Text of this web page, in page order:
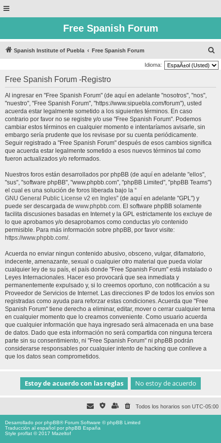
Free Spanish Forum
Spanish Institute of Puebla Free Spanish Forum
u
Idioma:
Free Spanish Forum -Registro
Al ingresar en "Free Spanish Forum" (de aquí en adelante "nosotros", "nos",
"nuestro", "Free Spanish Forum", "https://www.sipuebla.com/forum"), usted
acuerda estar legalmente sometido a los siguientes términos. En caso
contrario por favor no se registre y/o use "Free Spanish Forum". Podemos
cambiar estos términos en cualquier momento e intentaríamos avisarle, sin
embargo sería prudente que los revisase por su cuenta periódicamente.
Seguir registrado a "Free Spanish Forum" después de esos cambios significa
que acuerda estar legalmente sometido a esos nuevos términos tal como
fueron actualizados y/o reformados.
Nuestros foros están desarrollados por phpBB (de aquí en adelante "ellos",
"sus", "software phpBB", "www.phpbb.com", "phpBB Limited", "phpBB Teams")
el cual es una solución de foros liberada bajo la “
GNU General Public License v2 en Ingles” (de aquí en adelante "GPL") y
puede ser descargada de www.phpbb.com. El software phpBB solamente
facilita discusiones basadas en Internet y la GPL estrictamente los excluye de
lo que aprobamos y/o desaprobamos como conductas y/o contenido
permisible. Para más información sobre phpBB, por favor visite:
https://www.phpbb.com/.
Acuerda no enviar ningun contenido abusivo, obsceno, vulgar, difamatorio,
indecente, amenazante, sexual o cualquier otro material que pueda violar
cualquier ley de su país, el país donde "Free Spanish Forum" está instalado o
Leyes Internacionales. Hacer eso provocará que sea inmediata y
permanentemente expulsado y, si lo creemos oportuno, con notificación a su
Proveedor de Servicios de Internet. Las direcciones IP de todos los envíos son
registradas como ayuda para reforzar estas condiciones. Acuerda que "Free
Spanish Forum" tiene derecho a eliminar, editar, mover o cerrar cualquier tema
en cualquier momento que lo creamos conveniente. Como usuario acuerda
que cualquier información que haya ingresado será almacenada en una base
de datos. Dado que esta información no será compartida con ninguna tercera
parte sin su consentimiento, ni "Free Spanish Forum" ni phpBB podrán
considerarse responsables por cualquier intento de hacking que conlleve a
que los datos sean comprometidos.
Todos los horarios son UTC-05:00
Desarrollado porphpBB® Forum Software © phpBB Limited
Traducción al español porphpBB España
Style proflat © 2017 Mazeltof